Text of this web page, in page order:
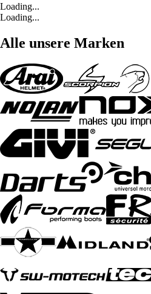
Loading...
Loading...
Alle unsere Marken